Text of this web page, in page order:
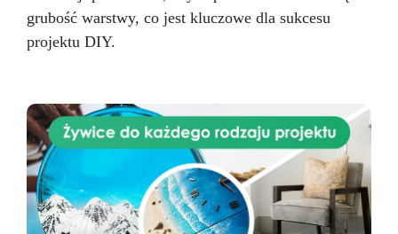
proporcji 1:1 wagowo. Na przykład 100 g części
A z 100 g części B. Użyj precyzyjnej wagi.
naczynia, aby uzyskać jednorodną masę. Unikaj
powstawania pęcherzyków powietrza.
Wlewanie: Wlej silikon powoli z jednego punktu,
pozwalając materiałowi naturalnie wypełnić
formę bez powietrza. Odpowietrzanie
(opcjonalnie): Dla bardzo drobnych detali
zaleca się użycie komory próżniowej.
grubość warstwy, co jest kluczowe dla sukcesu
projektu DIY.